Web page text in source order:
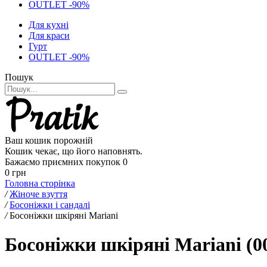
OUTLET -90%
Для кухні
Для краси
Гурт
OUTLET -90%
Пошук
Ваш кошик порожній
Кошик чекає, що його наповнять.
Бажаємо приємних покупок 0
0 грн
Головна сторінка
/ Жіноче взуття
/ Босоніжки і сандалі
/ Босоніжки шкіряні Mariani
Босоніжки шкіряні Mariani